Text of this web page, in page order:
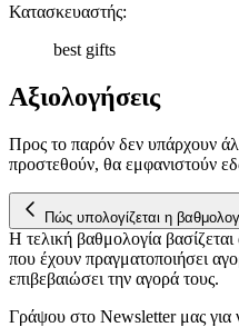
Κατασκευαστής:
best gifts
Αξιολογήσεις
Προς το παρόν δεν υπάρχουν
προστεθούν, θα εμφανιστούν
Πώς υπολογίζεται η
Η τελική βαθμολογία
που έχουν πραγματοποιήσει
επιβεβαιώσει την αγορά τους.
Γράψου στο Νewsletter μας για